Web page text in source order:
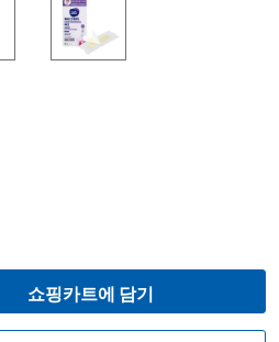
쇼핑카트에 담기